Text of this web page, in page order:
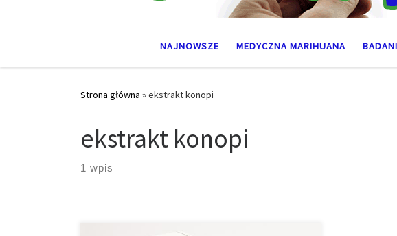
NAJNOWSZE MEDYCZNA MARIHUANA
Strona główna »ekstrakt konopi
ekstrakt konopi
1 wpis